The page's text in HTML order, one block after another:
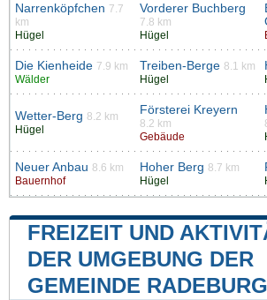
Narrenköpfchen 7.7
km
Hügel
Vorderer Buchberg
7.8 km
Hügel
Die Kienheide 7.9 km
Wälder
Treiben-Berge 8.1 km
Hügel
Wetter-Berg 8.2 km
Hügel
Försterei Kreyern
8.2 km
Gebäude
Neuer Anbau 8.6 km
Bauernhof
Hoher Berg 8.7 km
Hügel
FREIZEIT UND
DER UMGEBUNG DER
GEMEINDE RADEBURG